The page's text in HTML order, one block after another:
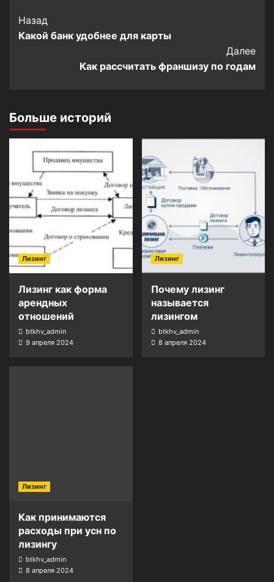
Post
Navigation
Назад
Какой банк удобнее для карты
Далее
Как рассчитать франшизу по годам
Больше историй
Лизинг
Лизинг как форма
арендных
отношений
btkhv_admin
9 апреля 2024
Лизинг
Почему лизинг
называется
лизингом
btkhv_admin
8 апреля 2024
Лизинг
Как принимаются
расходы при усн по
лизингу
btkhv_admin
8 апреля 2024